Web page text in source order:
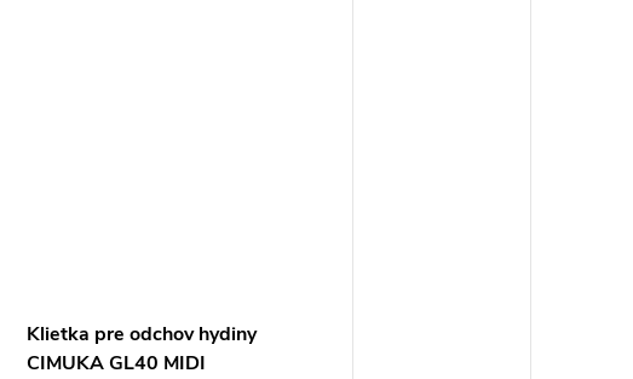
Klietka pre odchov hydiny
CIMUKA GL40 MIDI